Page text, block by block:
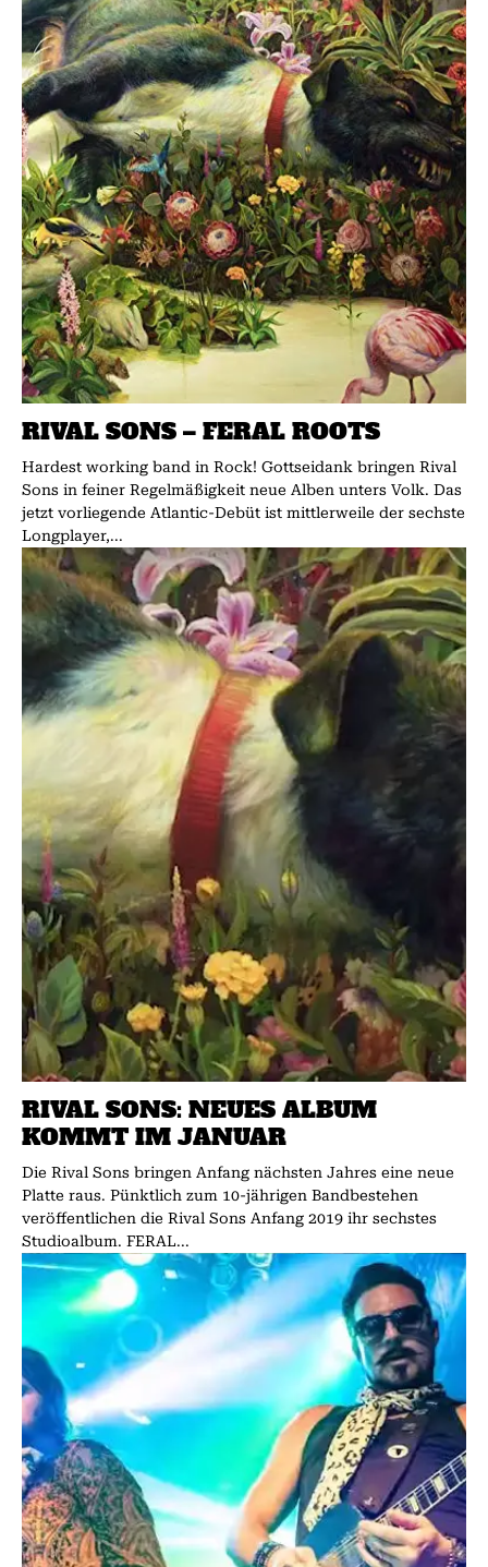
RIVAL SONS – FERAL ROOTS
Hardest working band in Rock! Gottseidank bringen Rival
Sons in feiner Regelmäßigkeit neue Alben unters Volk. Das
jetzt vorliegende Atlantic-Debüt ist mittlerweile der sechste
Longplayer,...
RIVAL SONS: NEUES ALBUM
KOMMT IM JANUAR
Die Rival Sons bringen Anfang nächsten Jahres eine neue
Platte raus. Pünktlich zum 10-jährigen Bandbestehen
veröffentlichen die Rival Sons Anfang 2019 ihr sechstes
Studioalbum. FERAL...